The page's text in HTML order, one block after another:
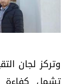
وتركز لجان